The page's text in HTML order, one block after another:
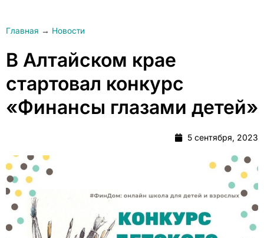
Главная → Новости
В Алтайском крае
стартовал конкурс
«Финансы глазами детей»
5 сентября, 2023